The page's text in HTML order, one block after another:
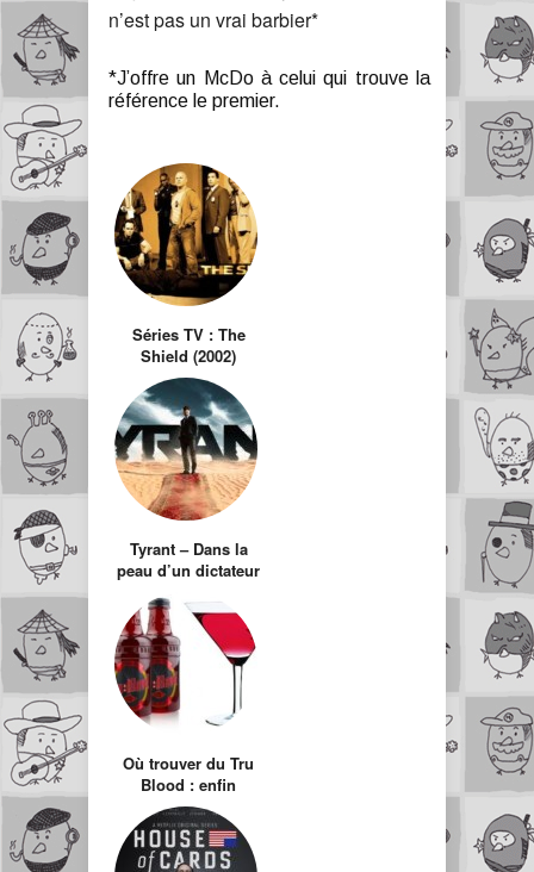
n’est pas un vrai barbier*
*J’offre un McDo à celui qui trouve la
référence le premier.
Séries TV : The
Shield (2002)
Tyrant – Dans la
peau d’un dictateur
Où trouver du Tru
Blood : enfin
commercialisé !